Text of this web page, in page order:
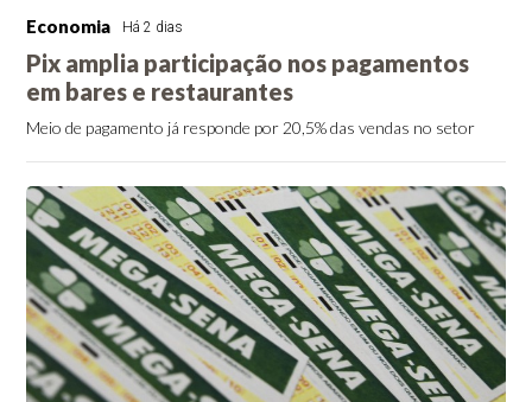
Economia Há 2 dias
Pix amplia participação nos pagamentos
em bares e restaurantes
Meio de pagamento já responde por 20,5% das vendas no setor